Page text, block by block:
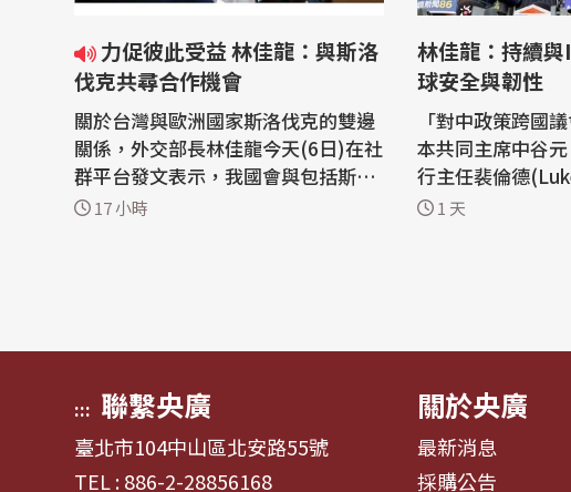
伐克共尋合作機會
關於台灣與歐洲國家斯洛伐克的雙邊
關係，外交部長林佳龍今天(6日)在社
群平台發文表示，我國會與包括斯洛
伐克在內的中東歐國家，持續從半導
17 小時
林佳龍：持續
球安全與韌性
「對中政策跨國
本共同主席中谷
行主任裴倫德
AC日本主任山尾
1 天
::: 聯繫央廣
臺北市104中山區北安路55號
TEL : 886-2-28856168
關於央廣
最新消息
採購公告